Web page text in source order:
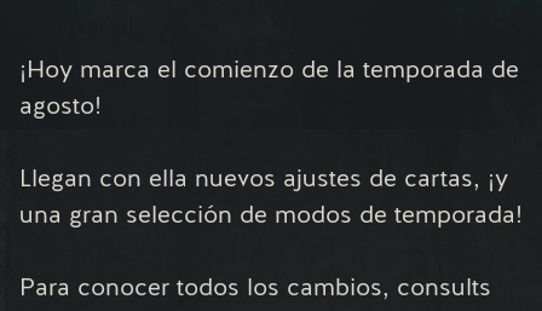
¡Hoy marca el comienzo de la temporada de
agosto!
Llegan con ella nuevos ajustes de cartas, ¡y
una gran selección de modos de temporada!
Para conocer todos los cambios, consults